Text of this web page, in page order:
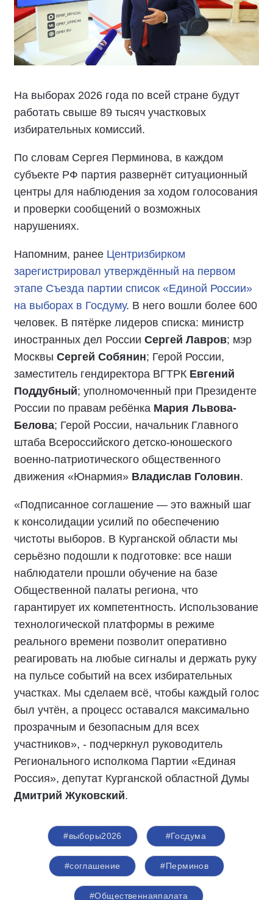
На выборах 2026 года по всей стране будут
работать свыше 89 тысяч участковых
избирательных комиссий.
По словам Сергея Перминова, в каждом
субъекте РФ партия развернёт ситуационный
центры для наблюдения за ходом голосования
и проверки сообщений о возможных
нарушениях.
Напомним, ранее Центризбирком
зарегистрировал утверждённый на первом
этапе Съезда партии список «Единой России»
на выборах в Госдуму. В него вошли более 600
человек. В пятёрке лидеров списка: министр
иностранных дел России Сергей Лавров; мэр
Москвы Сергей Собянин; Герой России,
заместитель гендиректора ВГТРК Евгений
Поддубный; уполномоченный при Президенте
России по правам ребёнка Мария Львова-
Белова; Герой России, начальник Главного
штаба Всероссийского детско-юношеского
военно-патриотического общественного
движения «Юнармия» Владислав Головин.
«Подписанное соглашение — это важный шаг
к консолидации усилий по обеспечению
чистоты выборов. В Курганской области мы
серьёзно подошли к подготовке: все наши
наблюдатели прошли обучение на базе
Общественной палаты региона, что
гарантирует их компетентность. Использование
технологической платформы в режиме
реального времени позволит оперативно
реагировать на любые сигналы и держать руку
на пульсе событий на всех избирательных
участках. Мы сделаем всё, чтобы каждый голос
был учтён, а процесс оставался максимально
прозрачным и безопасным для всех
участников», - подчеркнул руководитель
Регионального исполкома Партии «Единая
Россия», депутат Курганской областной Думы
Дмитрий Жуковский.
#выборы2026 #Госдума
#соглашение #Перминов
#Общественнаяпалата